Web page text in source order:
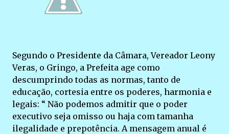
Segundo o Presidente da Câmara, Vereador Leony
Veras, o Gringo, a Prefeita age como
descumprindo todas as normas, tanto de
educação, cortesia entre os poderes, harmonia e
legais: “ Não podemos admitir que o poder
executivo seja omisso ou haja com tamanha
ilegalidade e prepotência. A mensagem anual é